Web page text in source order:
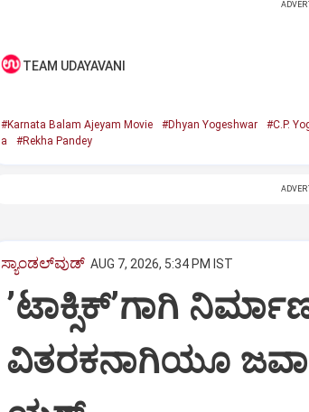
TEAM UDAYAVANI
#Karnata Balam Ajeyam Movie #Dhyan Yogeshwar #C.P.
a
#Rekha Pandey
ಸ್ಯಾಂಡಲ್‌ವುಡ್‌ AUG 7, 2026, 5:34 PM IST
ʼಟಾಕ್ಸಿಕ್‌ʼಗಾಗಿ
ವಿತರಕನಾಗಿಯೂ